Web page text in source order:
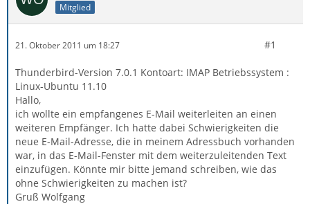
Mitglied
21. Oktober 2011 um 18:27 #1
Thunderbird-Version 7.0.1 Kontoart: IMAP Betriebssystem :
Linux-Ubuntu 11.10
Hallo,
ich wollte ein empfangenes E-Mail weiterleiten an einen
weiteren Empfänger. Ich hatte dabei Schwierigkeiten die
neue E-Mail-Adresse, die in meinem Adressbuch vorhanden
war, in das E-Mail-Fenster mit dem weiterzuleitenden Text
einzufügen. Könnte mir bitte jemand schreiben, wie das
ohne Schwierigkeiten zu machen ist?
Gruß Wolfgang